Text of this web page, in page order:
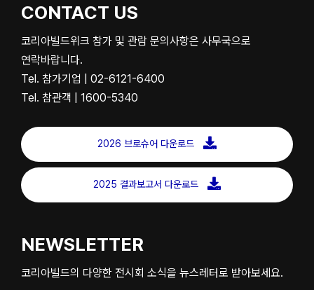
CONTACT US
코리아빌드위크 참가 및 관람 문의사항은 사무국으로
연락바랍니다.
Tel. 참가기업 | 02-6121-6400
Tel. 참관객 | 1600-5340
2026 브로슈어 다운로드
2025 결과보고서 다운로드
NEWSLETTER
코리아빌드의 다양한 전시회 소식을 뉴스레터로 받아보세요.